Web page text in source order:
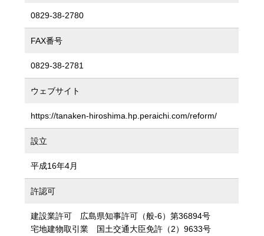
0829-38-2780
FAX番号
0829-38-2781
ウェブサイト
https://tanaken-hiroshima.hp.peraichi.com/reform/
設立
平成16年4月
許認可
建設業許可 広島県知事許可（般-6）第36894号
宅地建物取引業 国土交通大臣免許（2）9633号